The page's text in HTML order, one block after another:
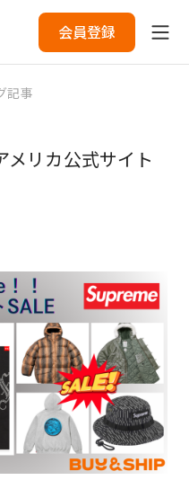
会員登録
記事
メリカ公式サイト